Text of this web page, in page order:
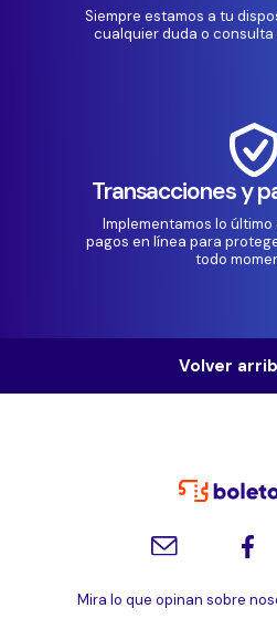
Siempre estamos a tu
cualquier duda o consulta
Transacciones y
Implementamos lo
pagos en línea para
todo
Volver
Mira lo que opinan sobre